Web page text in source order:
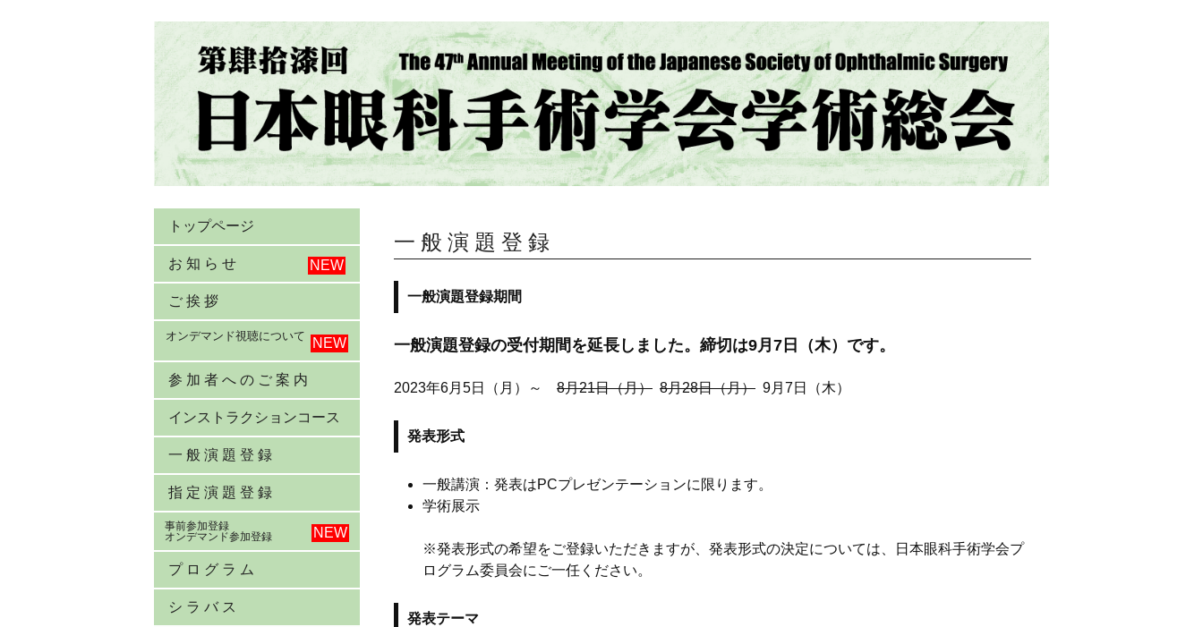
一 般 演 題 登 録
一般演題登録期間
一般演題登録の受付期間を延長しました。締切は9月7日（木）です。
2023年6月5日（月）～ 8月21日（月） 8月28日（月） 9月7日（木）
発表形式
一般講演：発表はPCプレゼンテーションに限ります。
学術展示
※発表形式の希望をご登録いただきますが、発表形式の決定については、日本眼科手術学会プ
ログラム委員会にご一任ください。
発表テーマ
トップページ
お 知 ら せ
ご 挨 拶
オンデマンド視聴について
参 加 者 へ の ご 案 内
インストラクションコース
一 般 演 題 登 録
指 定 演 題 登 録
事前参加登録
オンデマンド参加登録
プ ロ グ ラ ム
シ ラ バ ス